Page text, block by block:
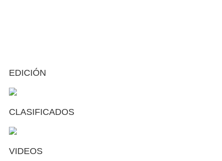
EDICIÓN
CLASIFICADOS
VIDEOS